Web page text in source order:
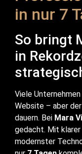
in nur 7
So bringt
in
Viele
Website – aber
dauern. Bei Mara
gedacht. Mit
modernster